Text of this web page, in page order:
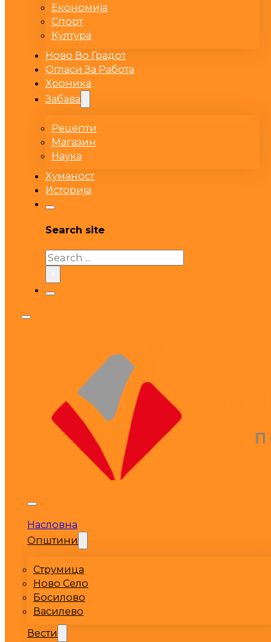
Економија
Спорт
Култура
Ново Во Градот
Огласи За Работа
Хроника
Забава
Рецепти
Магазин
Наука
Хуманост
Историја
Search site
Search
Насловна
Општини
Струмица
Ново Село
Босилово
Василево
Вести